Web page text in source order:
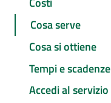
Cosa serve
Cosa si ottiene
Tempi e scadenze
Accedi al servizio